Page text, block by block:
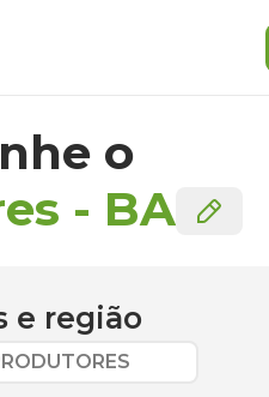
o
- BA
e região